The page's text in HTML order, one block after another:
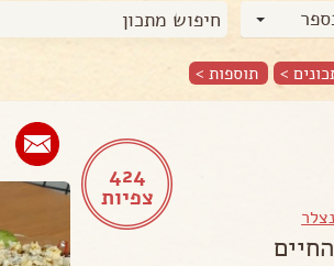
> תוספות >
424
צפיות